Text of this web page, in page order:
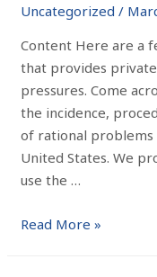
Uncategorized /
Content Here are a
that provides
pressures. Come
the incidence,
of rational
United States. We
use the …
Read More »